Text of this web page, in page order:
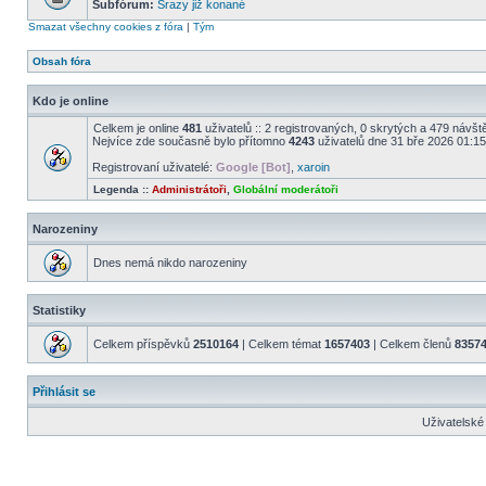
Subfórum: Srazy již konané
Smazat všechny cookies z fóra | Tým
Obsah fóra
Kdo je online
Celkem je online 481 uživatelů :: 2 registrovaných, 0 skrytých a 479
Nejvíce zde současně bylo přítomno 4243 uživatelů dne 31 bře 2026 01:15
Registrovaní uživatelé: Google [Bot] xaroin
Legenda :: Administrátoři Globální moderátoři
Narozeniny
Dnes nemá nikdo narozeniny
Statistiky
Celkem příspěvků 2510164 | Celkem témat 1657403 | Celkem členů 83574
Přihlásit se
Uživatelské